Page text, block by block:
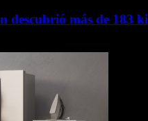
descubrió más de 183